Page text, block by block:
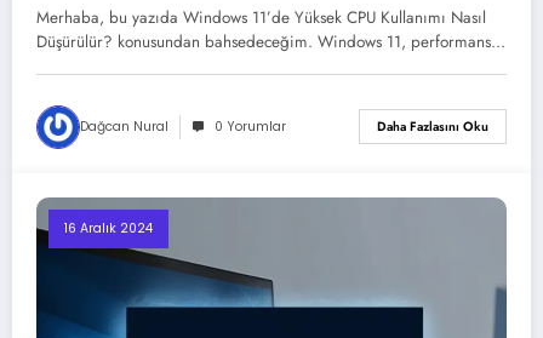
Merhaba, bu yazıda Windows 11’de Yüksek CPU Kullanımı Nasıl
Düşürülür? konusundan bahsedeceğim. Windows 11, performans…
Dağcan Nural 0 Yorumlar Daha Fazlasını Oku
16 Aralık 2024